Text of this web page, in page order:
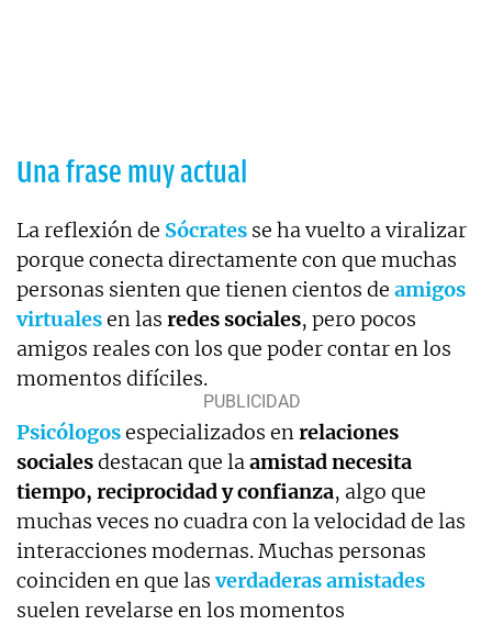
Una frase muy actual
La reflexión de Sócrates se ha vuelto a viralizar
porque conecta directamente con que muchas
personas sienten que tienen cientos de amigos
virtualesen las redes sociales, pero pocos
amigos reales con los que poder contar en los
momentos difíciles.
Psicólogosespecializados enrelaciones
socialesdestacan que laamistad necesita
tiempo, reciprocidad y confianza, algo que
muchas veces no cuadra con la velocidad de las
interacciones modernas. Muchas personas
coinciden en que lasverdaderas amistades
suelen revelarse en los momentos